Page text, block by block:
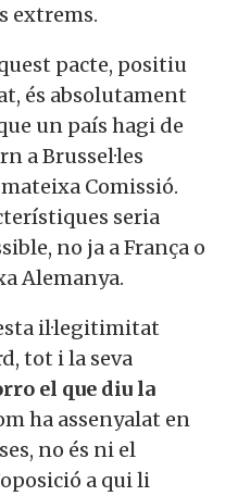
extrems.
pacte, positiu
és absolutament
un país hagi de
a Brussel·les
Comissió.
seria
no ja a França o
Alemanya.
il·legitimitat
tot i la seva
el que diu la
ha assenyalat en
no és ni el
a qui li